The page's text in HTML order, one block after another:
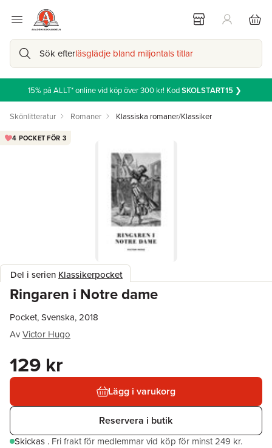
Sök efterläsglädje bland miljontals titlar
15% på ALLT* online vid köp över 300 kr! KodSKOLSTART15 ❯
Skönlitteratur Romaner Klassiska romaner/Klassiker
Del i serien Klassikerpocket
Ringaren i Notre dame
4 POCKET FÖR 3
Pocket, Svenska, 2018
AvVictor Hugo
129 kr
Lägg i varukorg
Reservera i butik
Skickas . Fri frakt för medlemmar vid köp för minst 249 kr.